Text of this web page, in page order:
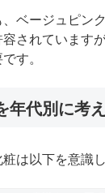
ベージュピン
されています
す。
年代別に考
は以下を意識